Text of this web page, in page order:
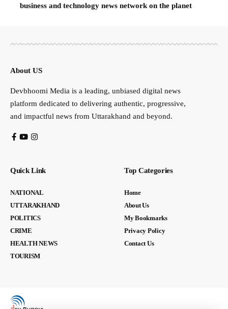
business and technology news network on the planet
About US
Devbhoomi Media is a leading, unbiased digital news
platform dedicated to delivering authentic, progressive,
and impactful news from Uttarakhand and beyond.
Quick Link
NATIONAL
UTTARAKHAND
POLITICS
CRIME
HEALTH NEWS
TOURISM
Top Categories
Home
About Us
My Bookmarks
Privacy Policy
Contact Us